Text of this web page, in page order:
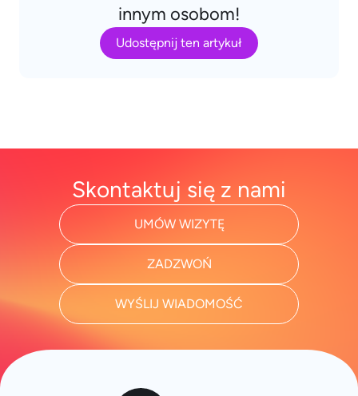
innym osobom!
Udostępnij ten artykuł
Skontaktuj się z nami
UMÓW WIZYTĘ
ZADZWOŃ
WYŚLIJ WIADOMOŚĆ